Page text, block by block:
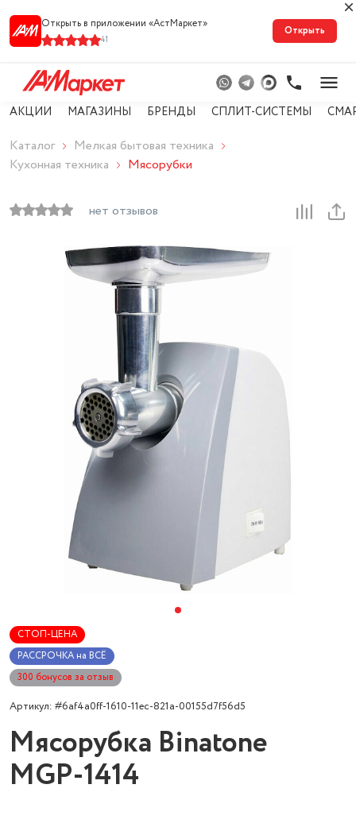
Открыть в приложении «АстМарке‪т‬»
41
Открыть
АКЦИИ МАГАЗИНЫ БРЕНДЫ СПЛИТ-СИСТЕМЫ
Каталог
Мелкая бытовая техника
Кухонная техника
Мясорубки
нет отзывов
СТОП-ЦЕНА
РАССРОЧКА на ВСЁ
300 бонусов за отзыв
Артикул: #6af4a0ff-1610-11ec-821a-00155d7f56d5
Мясорубка Binatone
MGP-1414